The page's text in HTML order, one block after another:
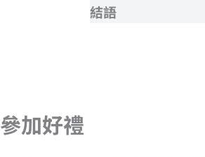
結語
參加好禮